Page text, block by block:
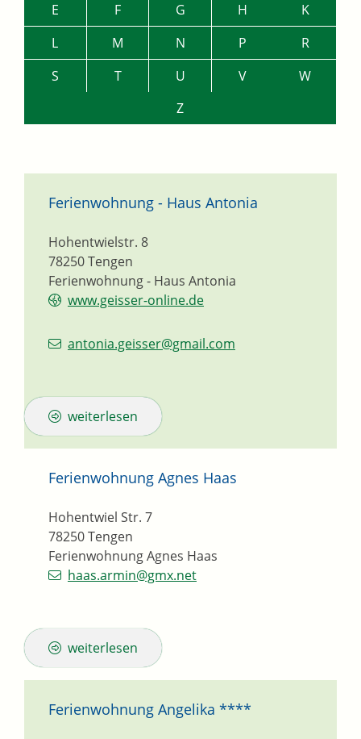
E
F G H
K
L
M N P
R
S
T U V
W
Z
Ferienwohnung - Haus Antonia
Ferienwohnung - Haus Antonia
Hohentwielstr. 8
78250Tengen
www.geisser-online.de
antonia.geisser@gmail.com
weiterlesen
Ferienwohnung Agnes Haas
Ferienwohnung Agnes Haas
Hohentwiel Str. 7
78250Tengen
haas.armin@gmx.net
weiterlesen
Ferienwohnung Angelika ****